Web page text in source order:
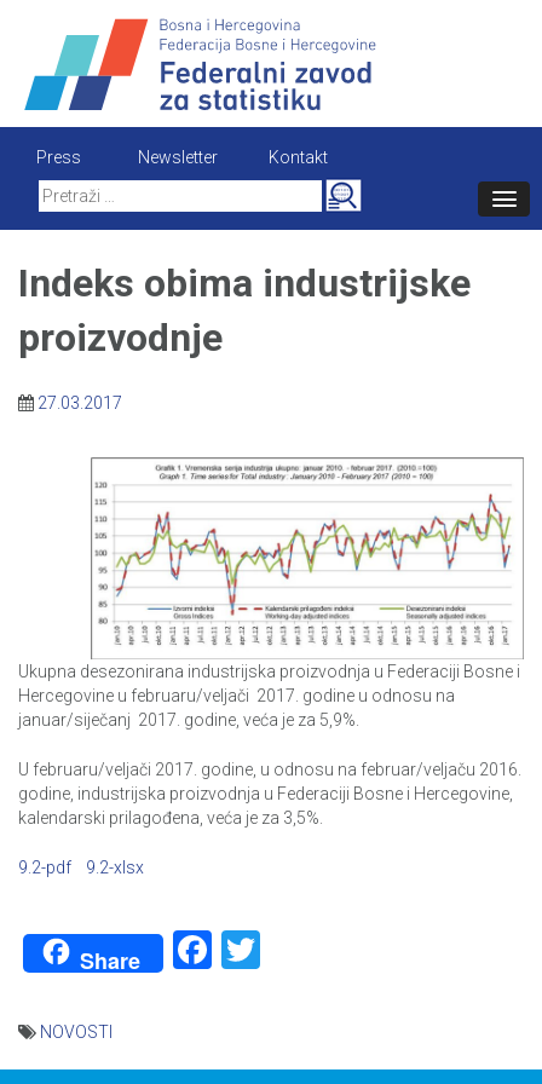
content
Press Newsletter
Kontakt
Search
for:
Indeks obima industrijske
proizvodnje
27.03.2017
Ukupna desezonirana industrijska proizvodnja u Federaciji Bosne i
Hercegovine u februaru/veljači 2017. godine u odnosu na
januar/siječanj 2017. godine, veća je za 5,9%.
U februaru/veljači 2017. godine, u odnosu na februar/veljaču 2016.
godine, industrijska proizvodnja u Federaciji Bosne i Hercegovine,
kalendarski prilagođena, veća je za 3,5%.
9.2-pdf 9.2-xlsx
Share Facebook
NOVOSTI